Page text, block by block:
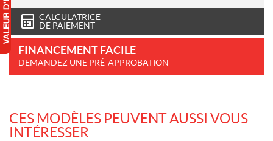
CALCULATRICE
DE PAIEMENT
FINANCEMENT FACILE
DEMANDEZ UNE PRÉ-APPROBATION
CES MODÈLES PEUVENT AUSSI VOUS
INTÉRESSER